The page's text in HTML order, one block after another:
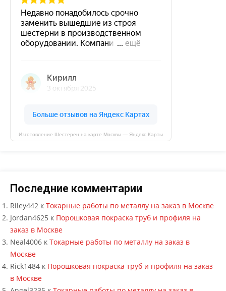
Изготовление Шестерен на карте Москвы — Яндекс Карты
Последние комментарии
Riley442 к Токарные работы по металлу на заказ в Москве
Jordan4625 к Порошковая покраска труб и профиля на
заказ в Москве
Neal4006 к Токарные работы по металлу на заказ в
Москве
Rick1484 к Порошковая покраска труб и профиля на заказ
в Москве